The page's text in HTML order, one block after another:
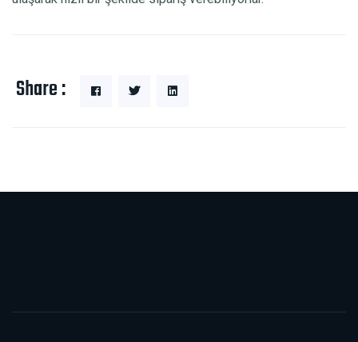
Share :